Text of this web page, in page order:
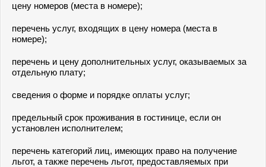
цену номеров (места в номере);
перечень услуг, входящих в цену номера (места в
номере);
перечень и цену дополнительных услуг, оказываемых за
отдельную плату;
сведения о форме и порядке оплаты услуг;
предельный срок проживания в гостинице, если он
установлен исполнителем;
перечень категорий лиц, имеющих право на получение
льгот, а также перечень льгот, предоставляемых при